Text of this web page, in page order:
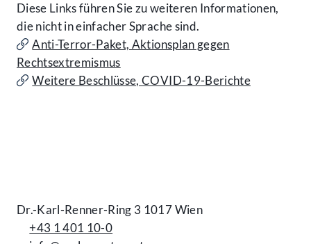
Diese Links führen Sie zu weiteren Infor­mationen,
die nicht in einfacher Sprache sind.
Anti-Terror-Paket, Aktionsplan gegen
Rechtsextremismus
Weitere Beschlüsse, COVID-19-Berichte
Dr.-Karl-Renner-Ring 3 1017 Wien
+43 1 401 10-0